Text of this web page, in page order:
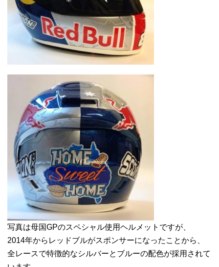
写真は母国GPのスペシャル使用ヘルメットですが、
2014年からレッドブルがスポンサーになったことから、
全レースで特徴的なシルバーとブルーの配色が採用されて